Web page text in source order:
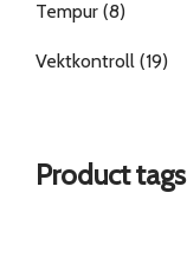
Tempur (8)
Vektkontroll (19)
Product tags